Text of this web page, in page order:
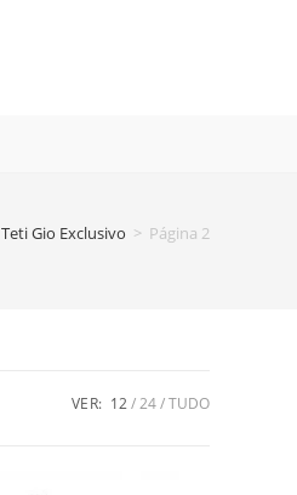
Teti Gio Exclusivo > Página 2
VER: 12 24 TUDO